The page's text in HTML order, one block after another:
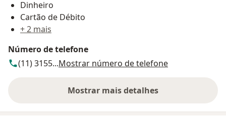
Dinheiro
Cartão de Débito
+ 2 mais
Número de telefone
(11) 3155...Mostrar número de telefone
Mostrar mais detalhes
sobre o endereço